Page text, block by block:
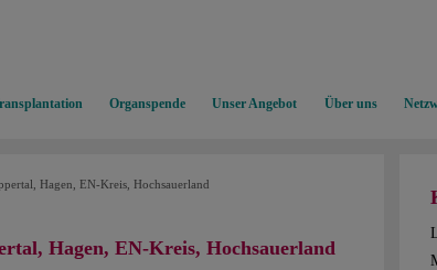
Organspende Unser Angebot Über uns
Hagen, EN-Kreis, Hochsauerland
Hagen, EN-Kreis, Hochsauerland